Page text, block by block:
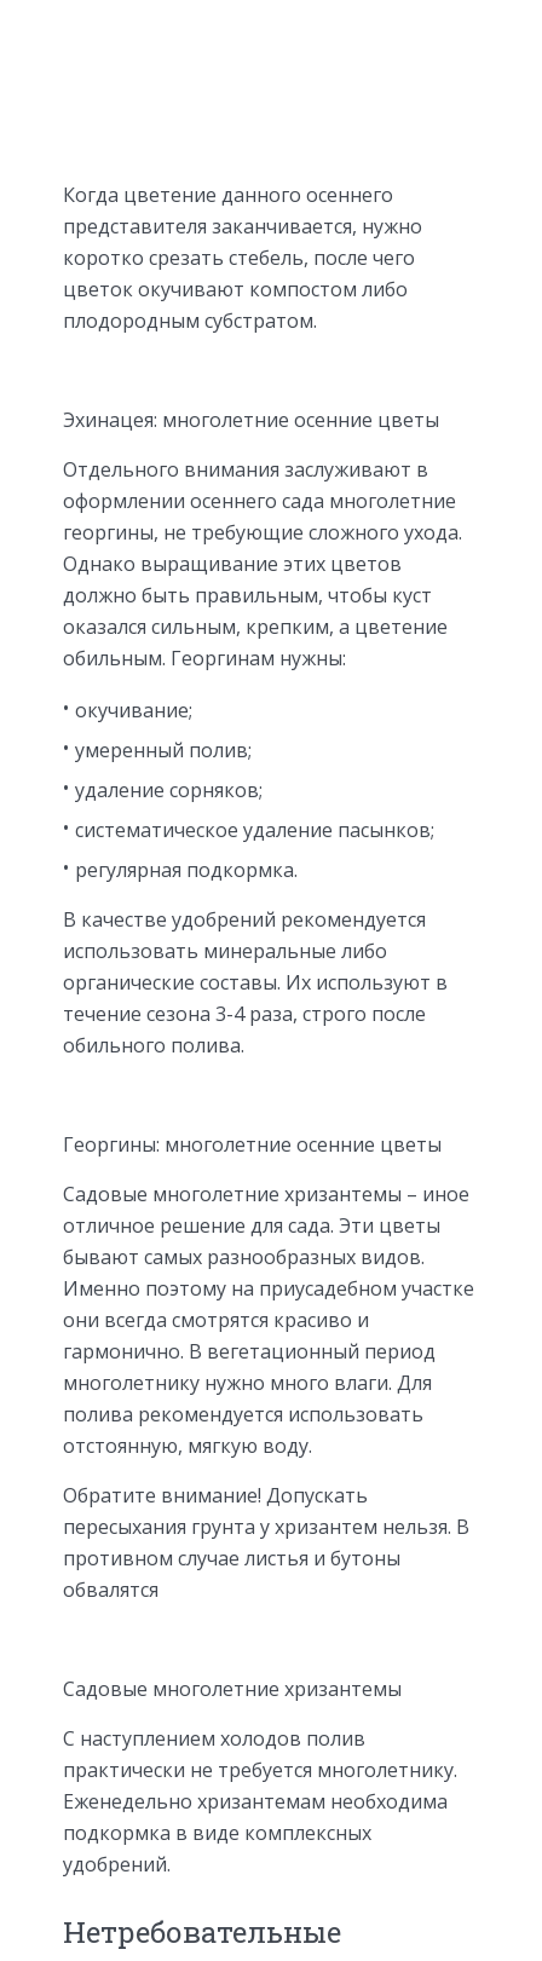
Когда цветение данного осеннего
представителя заканчивается, нужно
коротко срезать стебель, после чего
цветок окучивают компостом либо
плодородным субстратом.
Эхинацея: многолетние осенние цветы
Отдельного внимания заслуживают в
оформлении осеннего сада многолетние
георгины, не требующие сложного ухода.
Однако выращивание этих цветов
должно быть правильным, чтобы куст
оказался сильным, крепким, а цветение
обильным. Георгинам нужны:
окучивание;
умеренный полив;
удаление сорняков;
систематическое удаление пасынков;
регулярная подкормка.
В качестве удобрений рекомендуется
использовать минеральные либо
органические составы. Их используют в
течение сезона 3-4 раза, строго после
обильного полива.
Георгины: многолетние осенние цветы
Садовые многолетние хризантемы – иное
отличное решение для сада. Эти цветы
бывают самых разнообразных видов.
Именно поэтому на приусадебном участке
они всегда смотрятся красиво и
гармонично. В вегетационный период
многолетнику нужно много влаги. Для
полива рекомендуется использовать
отстоянную, мягкую воду.
Обратите внимание! Допускать
пересыхания грунта у хризантем нельзя. В
противном случае листья и бутоны
обвалятся
Садовые многолетние хризантемы
С наступлением холодов полив
практически не требуется многолетнику.
Еженедельно хризантемам необходима
подкормка в виде комплексных
удобрений.
Нетребовательные